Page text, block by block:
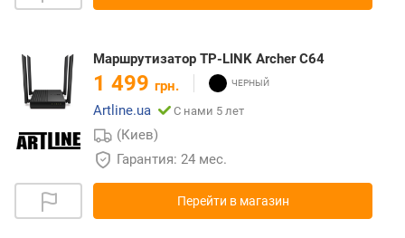
Маршрутизатор TP-LINK Archer C64
1 499 грн.
Artline.ua
С нами 5 лет
(Киев)
Гарантия: 24 мес.
Перейти в магазин